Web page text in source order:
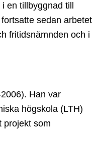
en tillbyggnad till
sedan arbetet
fritidsnämnden och i
Han var
högskola (LTH)
projekt som